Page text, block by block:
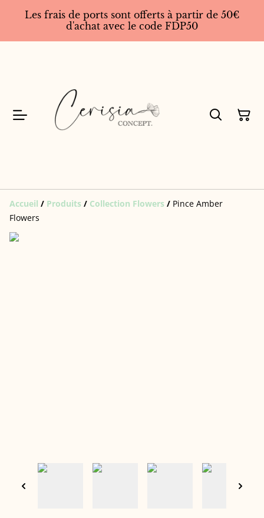
Les frais de ports sont offerts à partir de 50€
d'achat avec le code FDP50
Accueil / Produits / Collection Flowers / Pince Amber
Flowers